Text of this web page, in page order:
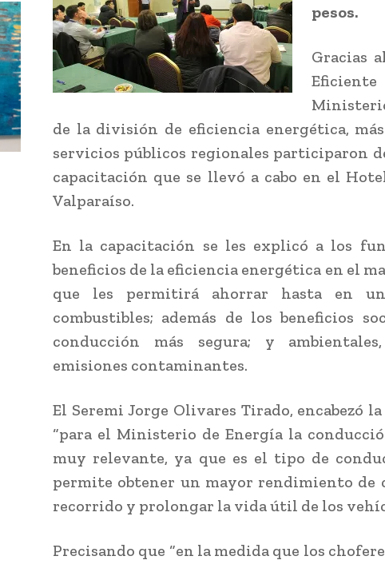
pesos.
Gracias
de la división de eficiencia energética,
servicios públicos regionales participaron
capacitación que se llevó a cabo en el
Valparaíso.
En la capacitación se les explicó a los
beneficios de la eficiencia energética en el
que les permitirá ahorrar hasta en
combustibles; además de los beneficios
conducción más segura; y
emisiones contaminantes.
El Seremi Jorge Olivares Tirado, encabezó
“para el Ministerio de Energía la
muy relevante, ya que es el tipo de
permite obtener un mayor rendimiento de
recorrido y prolongar la vida útil de los
Precisando que “en la medida que los